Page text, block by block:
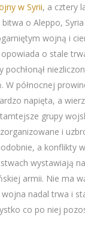
w Syrii, a cztery
bitwa o Aleppo,
wojną i
o stale
pochłonął
W północnej
napięta, a
grupy
i
a konflikty w
wystawiają
armii. Nie ma
nadal trwa i
co po niej